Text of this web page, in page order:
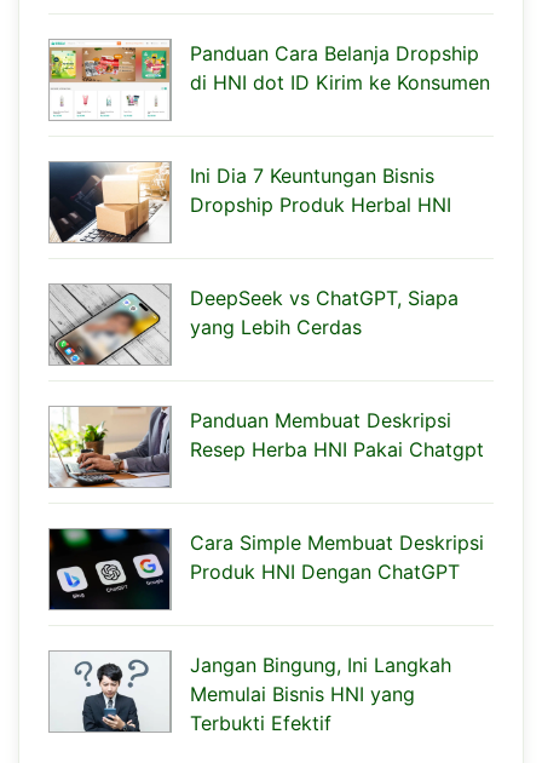
Panduan Cara Belanja Dropship
di HNI dot ID Kirim ke Konsumen
Ini Dia 7 Keuntungan Bisnis
Dropship Produk Herbal HNI
DeepSeek vs ChatGPT, Siapa
yang Lebih Cerdas
Panduan Membuat Deskripsi
Resep Herba HNI Pakai Chatgpt
Cara Simple Membuat Deskripsi
Produk HNI Dengan ChatGPT
Jangan Bingung, Ini Langkah
Memulai Bisnis HNI yang
Terbukti Efektif